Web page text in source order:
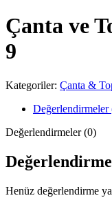
Çanta ve
9
Kategoriler: Çanta &
Değerlendirmeler
Değerlendirmeler (0)
Henüz değerlendirme